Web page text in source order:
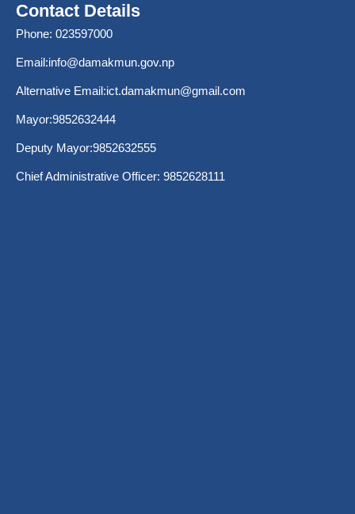
Contact Details
Phone: 023597000
Email:info@damakmun.gov.np
Alternative Email:ict.damakmun@gmail.com
Mayor:9852632444
Deputy Mayor:9852632555
Chief Administrative Officer: 9852628111